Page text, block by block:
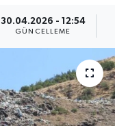
30.04.2026 - 12:54
GÜNCELLEME